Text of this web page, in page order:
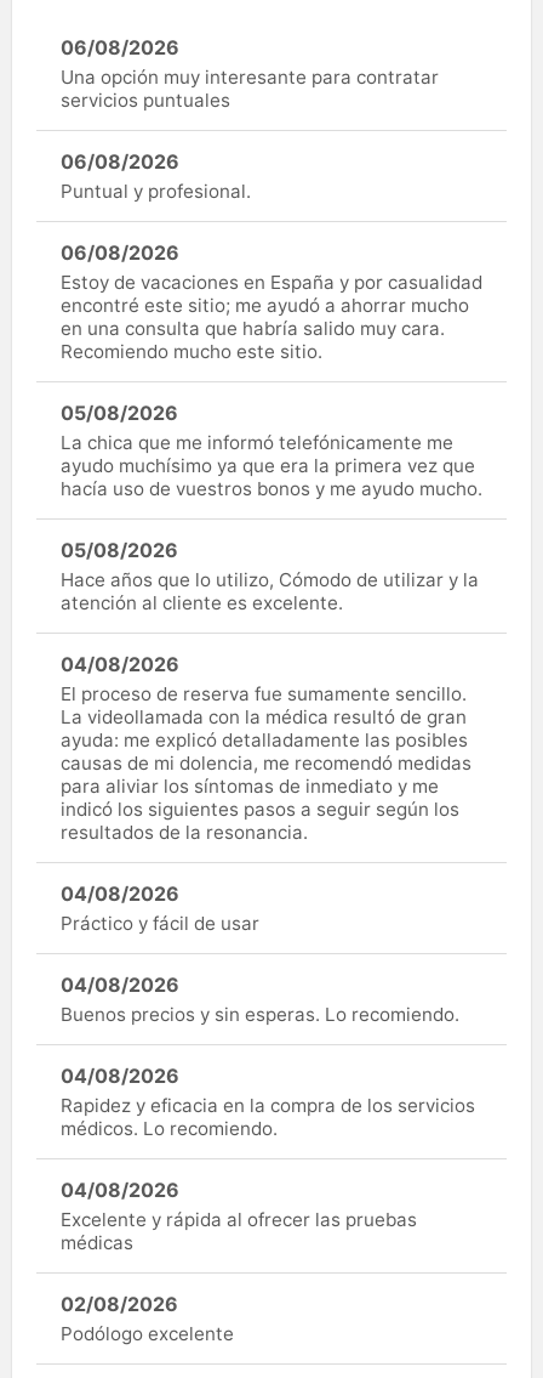
06/08/2026
Una opción muy interesante para contratar
servicios puntuales
06/08/2026
Puntual y profesional.
06/08/2026
Estoy de vacaciones en España y por casualidad
encontré este sitio; me ayudó a ahorrar mucho
en una consulta que habría salido muy cara.
Recomiendo mucho este sitio.
05/08/2026
La chica que me informó telefónicamente me
ayudo muchísimo ya que era la primera vez que
hacía uso de vuestros bonos y me ayudo mucho.
05/08/2026
Hace años que lo utilizo, Cómodo de utilizar y la
atención al cliente es excelente.
04/08/2026
El proceso de reserva fue sumamente sencillo.
La videollamada con la médica resultó de gran
ayuda: me explicó detalladamente las posibles
causas de mi dolencia, me recomendó medidas
para aliviar los síntomas de inmediato y me
indicó los siguientes pasos a seguir según los
resultados de la resonancia.
04/08/2026
Práctico y fácil de usar
04/08/2026
Buenos precios y sin esperas. Lo recomiendo.
04/08/2026
Rapidez y eficacia en la compra de los servicios
médicos. Lo recomiendo.
04/08/2026
Excelente y rápida al ofrecer las pruebas
médicas
02/08/2026
Podólogo excelente